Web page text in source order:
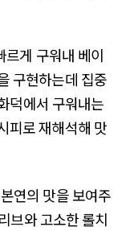
르게 구워내 베이
구현하는데 집중
덕에서 구워내는
피로 재해석해 맛
연의 맛을 보여주
브와 고소한 롤치